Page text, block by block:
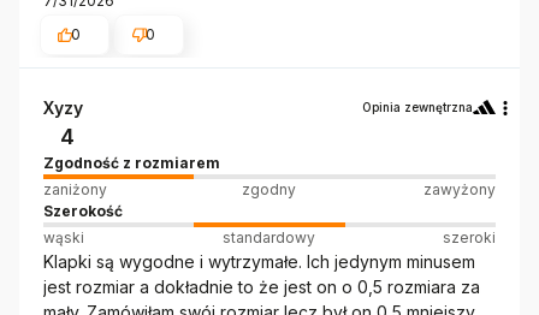
0
0
Xyzy Opinia zewnętrzna
4
Zgodność z rozmiarem
zaniżony
zgodny
zawyżony
Szerokość
wąski
standardowy szeroki
Klapki są wygodne i wytrzymałe. Ich jedynym minusem
jest rozmiar a dokładnie to że jest on o 0,5 rozmiara za